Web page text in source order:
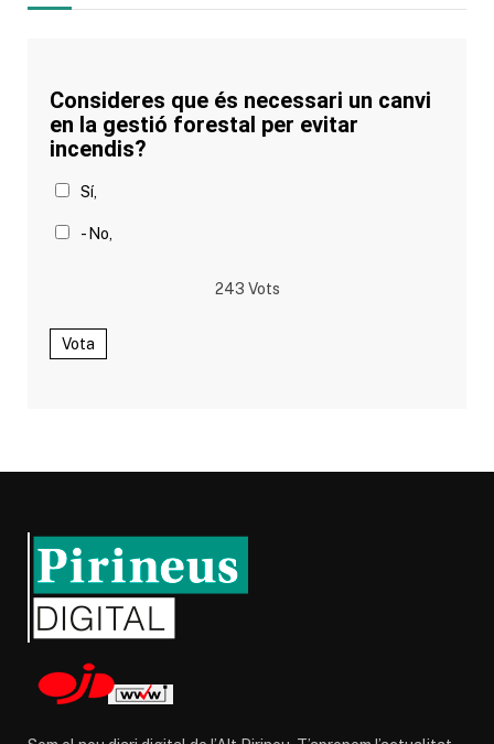
Consideres que és necessari un canvi
en la gestió forestal per evitar
incendis?
Sí,
- No,
243 Vots
Vota